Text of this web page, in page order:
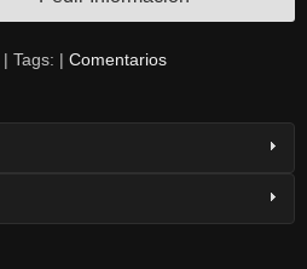
| Tags: | Comentarios